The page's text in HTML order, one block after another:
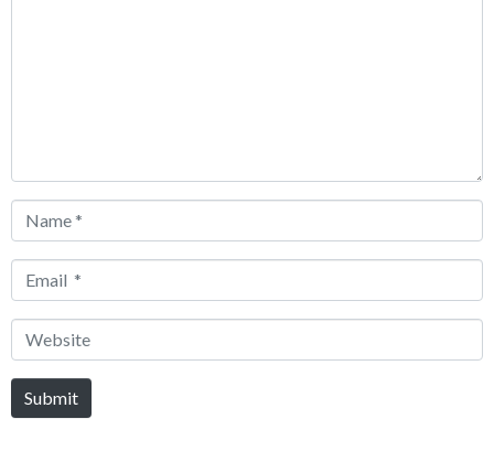
Name
Email
Website
Submit